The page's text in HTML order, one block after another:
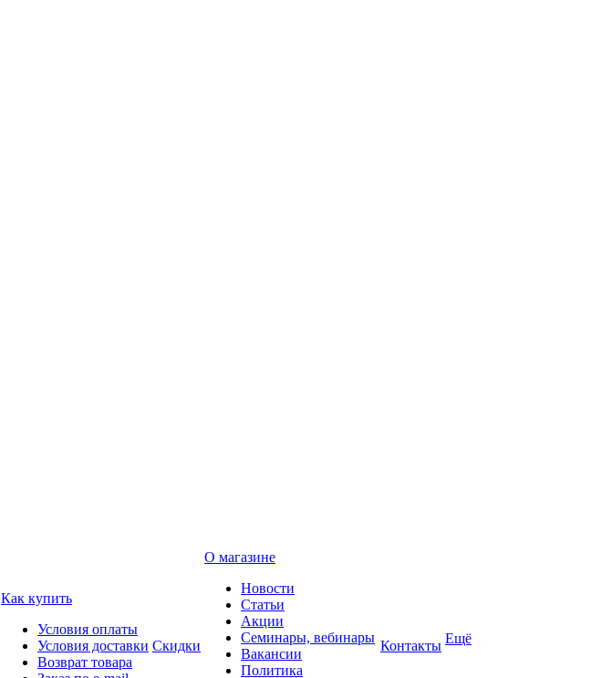
Как купить
Условия оплаты
Условия доставки
Возврат товара
Скидки
О магазине
Новости
Статьи
Акции
Семинары, вебинары
Вакансии
Политика
Контакты Ещё